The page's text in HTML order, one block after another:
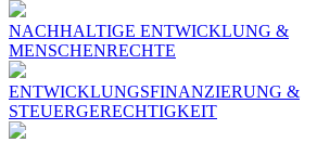
NACHHALTIGE ENTWICKLUNG &
MENSCHENRECHTE
ENTWICKLUNGSFINANZIERUNG &
STEUERGERECHTIGKEIT